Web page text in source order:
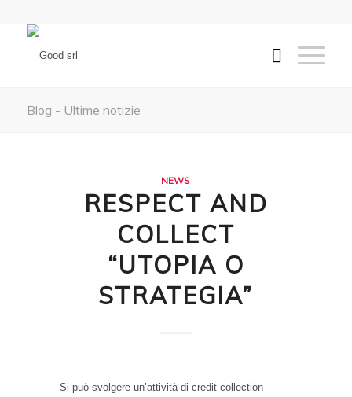
Blog - Ultime notizie
NEWS
RESPECT AND
COLLECT
“UTOPIA O
STRATEGIA”
Si può svolgere un’attività di credit collection